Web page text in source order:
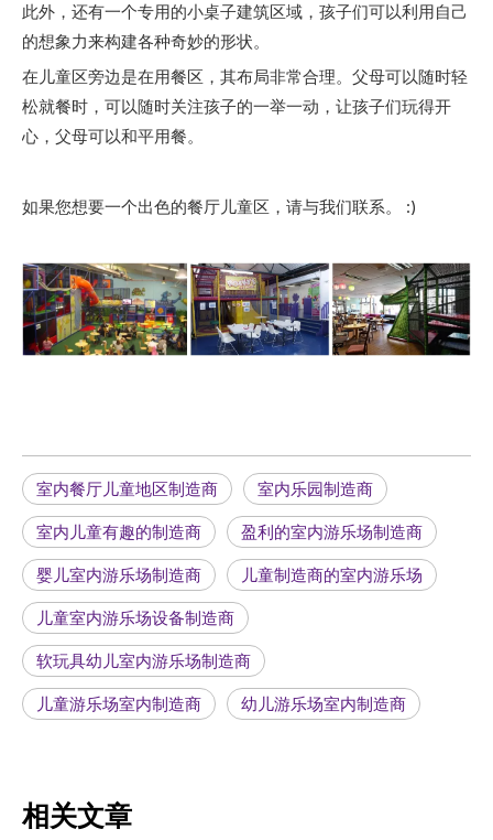
此外，还有一个专用的小桌子建筑区域，孩子们可以利用自己
的想象力来构建各种奇妙的形状。
在儿童区旁边是在用餐区，其布局非常合理。父母可以随时轻
松就餐时，可以随时关注孩子的一举一动，让孩子们玩得开
心，父母可以和平用餐。
如果您想要一个出色的餐厅儿童区，请与我们联系。 :)
室内餐厅儿童地区制造商 室内乐园制造商
室内儿童有趣的制造商 盈利的室内游乐场制造商
婴儿室内游乐场制造商 儿童制造商的室内游乐场
儿童室内游乐场设备制造商
软玩具幼儿室内游乐场制造商
儿童游乐场室内制造商 幼儿游乐场室内制造商
相关文章